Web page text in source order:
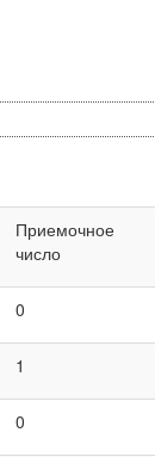
Приемочное
число
0
1
0